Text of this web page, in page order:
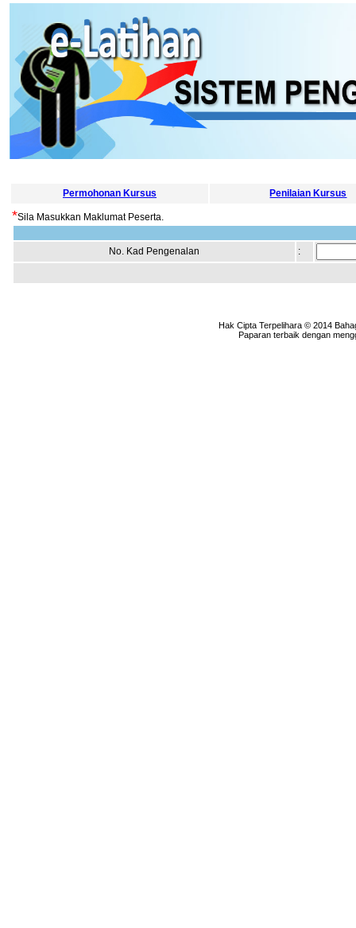
Permohonan Kursus Penilaian Kursus
*Sila Masukkan Maklumat Peserta.
No. Kad Pengenalan :
Hak Cipta Terpelihara © 2014
Paparan terbaik dengan